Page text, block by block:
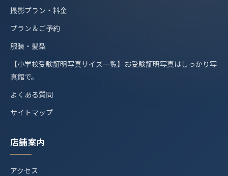
撮影プラン・料金
プラン＆ご予約
服装・髪型
【小学校受験証明写真サイズ一覧】お受験証明写真はしっかり写
真館で。
よくある質問
サイトマップ
店舗案内
アクセス